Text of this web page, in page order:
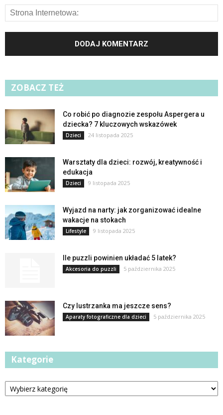
ZOBACZ TEŻ
Co robić po diagnozie zespołu Aspergera u
dziecka? 7 kluczowych wskazówek
Dzieci 24 listopada 2025
Warsztaty dla dzieci: rozwój, kreatywność i
edukacja
Dzieci 9 listopada 2025
Wyjazd na narty: jak zorganizować idealne
wakacje na stokach
Lifestyle 9 listopada 2025
Ile puzzli powinien układać 5 latek?
Akcesoria do puzzli 5 października 2025
Czy lustrzanka ma jeszcze sens?
Aparaty fotograficzne dla dzieci 5 października 2025
Kategorie
Kategorie